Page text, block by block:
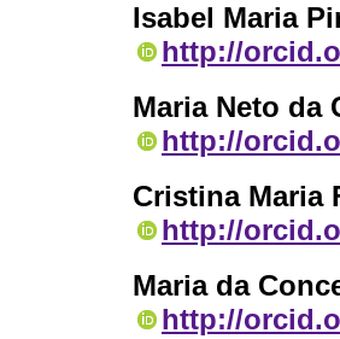
Isabel Maria
http://
Maria Neto da
http://
Cristina Maria
http://
Maria da
http://